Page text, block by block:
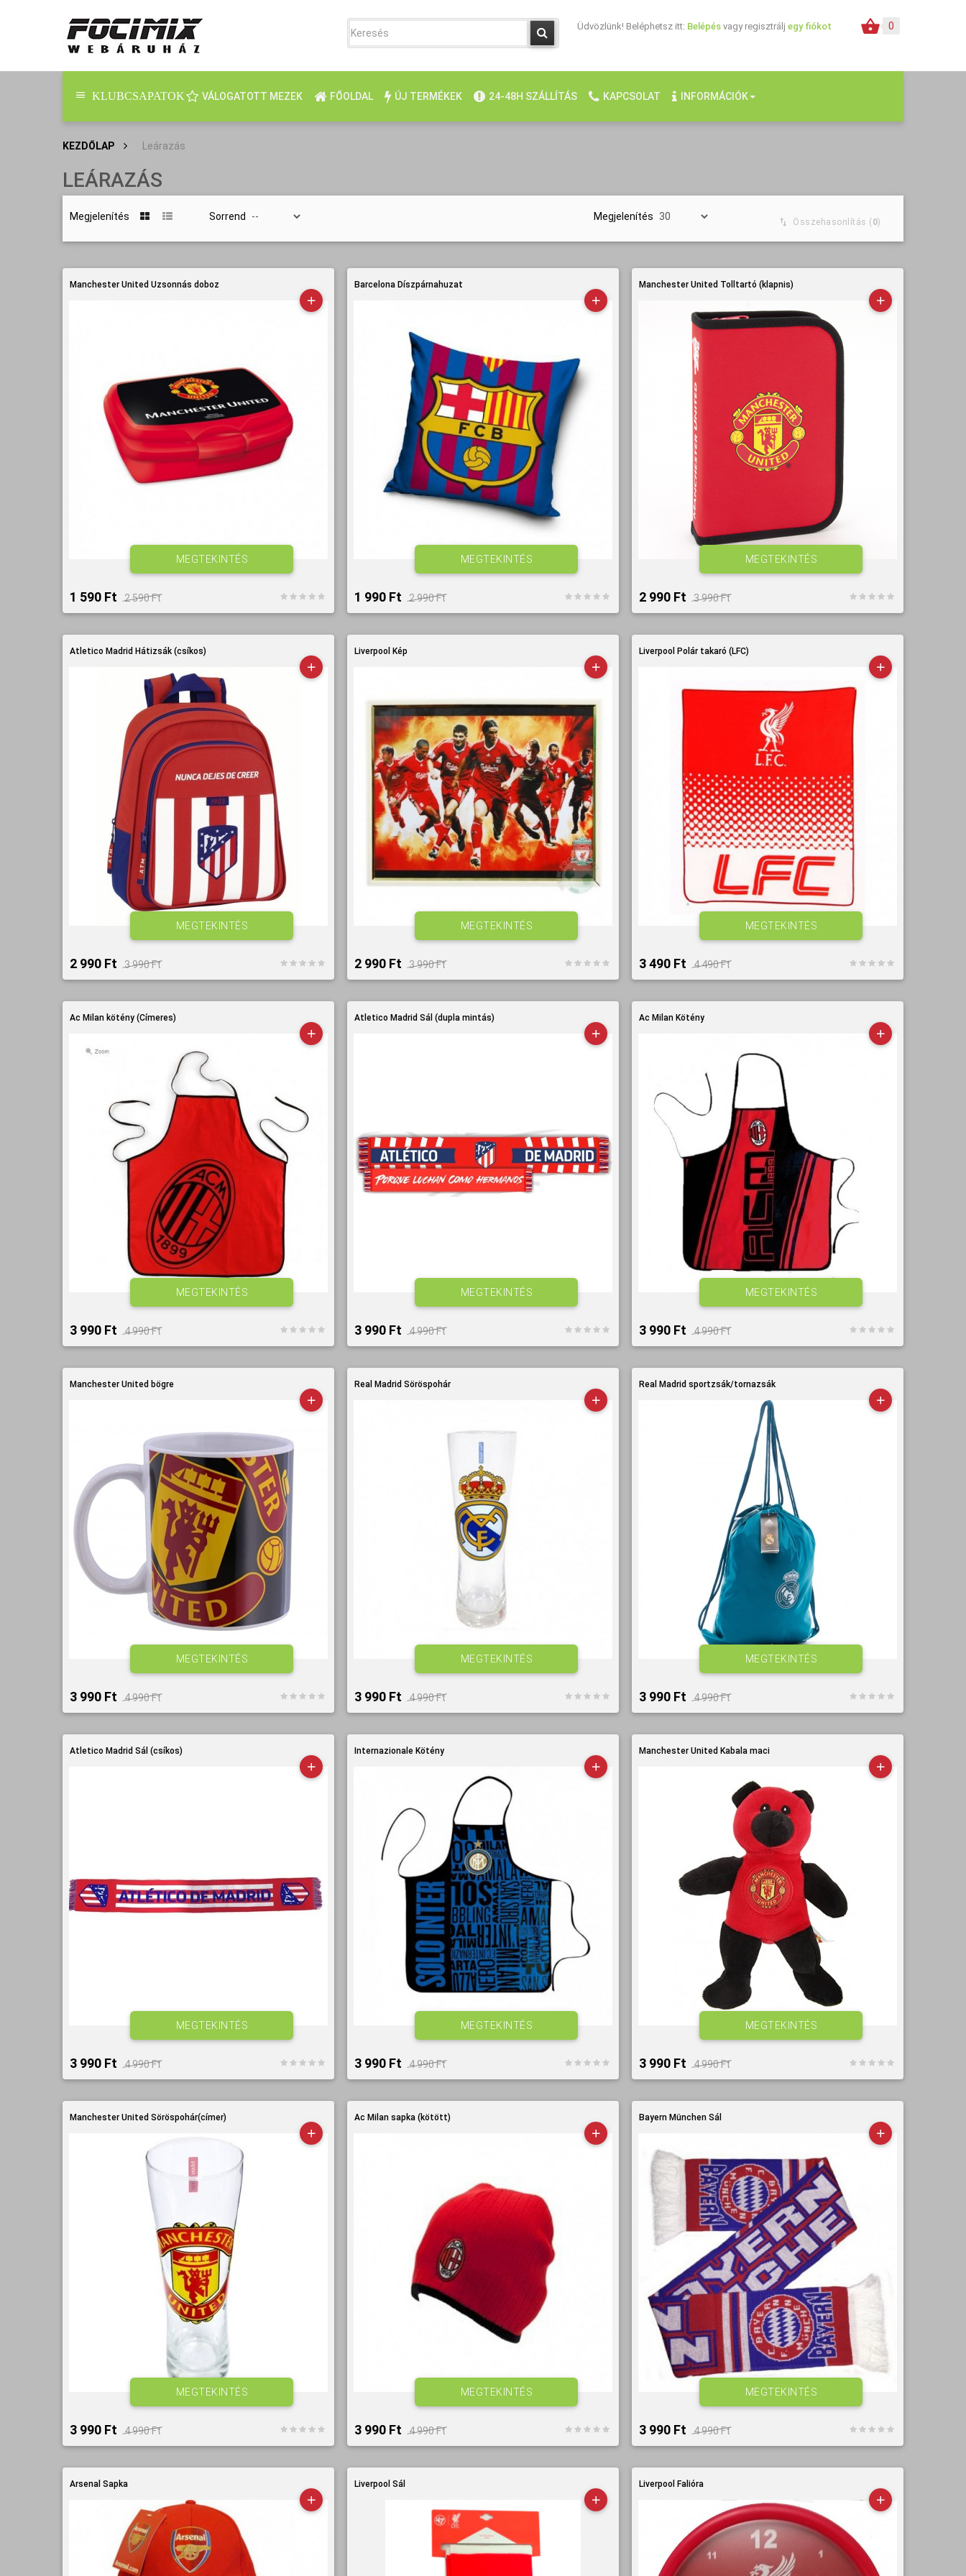
0
Üdvözlünk! Beléphetsz itt: Belépés vagy regisztrálj egy fiókot
KLUBCSAPATOK VÁLOGATOTT MEZEK FŐOLDAL ÚJ TERMÉKEK 24-48H SZÁLLÍTÁS KAPCSOLAT INFORMÁCIÓK
KEZDŐLAP > Leárazás
LEÁRAZÁS
Megjelenítés Sorrend Megjelenítés Összehasonlítás ( 0)
Manchester United Uzsonnás doboz
1 590 Ft‎ 2 590 Ft‎
MEGTEKINTÉS
Barcelona Díszpárnahuzat
1 990 Ft‎ 2 990 Ft‎
MEGTEKINTÉS
Manchester United Tolltartó (klapnis)
2 990 Ft‎ 3 990 Ft‎
MEGTEKINTÉS
Atletico Madrid Hátizsák (csíkos)
2 990 Ft‎ 3 990 Ft‎
MEGTEKINTÉS
Liverpool Kép
2 990 Ft‎ 3 990 Ft‎
MEGTEKINTÉS
Liverpool Polár takaró (LFC)
3 490 Ft‎ 4 490 Ft‎
MEGTEKINTÉS
Ac Milan kötény (Címeres)
3 990 Ft‎ 4 990 Ft‎
MEGTEKINTÉS
Atletico Madrid Sál (dupla mintás)
3 990 Ft‎ 4 990 Ft‎
MEGTEKINTÉS
Ac Milan Kötény
3 990 Ft‎ 4 990 Ft‎
MEGTEKINTÉS
Manchester United bögre
3 990 Ft‎ 4 990 Ft‎
MEGTEKINTÉS
Real Madrid Söröspohár
3 990 Ft‎ 4 990 Ft‎
MEGTEKINTÉS
Real Madrid sportzsák/tornazsák
3 990 Ft‎ 4 990 Ft‎
MEGTEKINTÉS
Atletico Madrid Sál (csíkos)
3 990 Ft‎ 4 990 Ft‎
MEGTEKINTÉS
Internazionale Kötény
3 990 Ft‎ 4 990 Ft‎
MEGTEKINTÉS
Manchester United Kabala maci
3 990 Ft‎ 4 990 Ft‎
MEGTEKINTÉS
Manchester United Söröspohár(címer)
3 990 Ft‎ 4 990 Ft‎
MEGTEKINTÉS
Ac Milan sapka (kötött)
3 990 Ft‎ 4 990 Ft‎
MEGTEKINTÉS
Bayern München Sál
3 990 Ft‎ 4 990 Ft‎
MEGTEKINTÉS
Arsenal Sapka Liverpool Sál Liverpool Falióra